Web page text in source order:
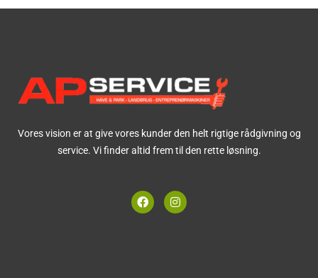
Vores vision er at give vores kunder den helt rigtige rådgivning og
service. Vi finder altid frem til den rette løsning.
F
a
c
I
n
s